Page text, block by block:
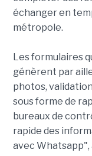
échanger en
métropole.
Les formulaires
génèrent par
photos,
sous forme de
bureaux de
rapide des
avec Whatsapp",